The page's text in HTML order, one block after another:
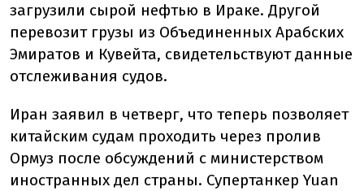
загрузили сырой нефтью в Ираке. Другой
перевозит грузы из Объединенных Арабских
Эмиратов и Кувейта, свидетельствуют данные
отслеживания судов.
Иран заявил в четверг, что теперь позволяет
китайским судам проходить через пролив
Ормуз после обсуждений с министерством
иностранных дел страны. Супертанкер Yuan